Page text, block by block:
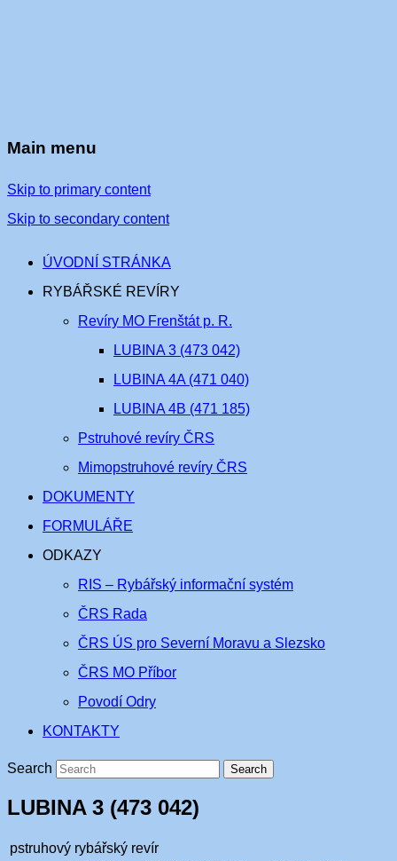
Main menu
Skip to primary content
Skip to secondary content
ÚVODNÍ STRÁNKA
RYBÁŘSKÉ REVÍRY
Revíry MO Frenštát p. R.
LUBINA 3 (473 042)
LUBINA 4A (471 040)
LUBINA 4B (471 185)
Pstruhové revíry ČRS
Mimopstruhové revíry ČRS
DOKUMENTY
FORMULÁŘE
ODKAZY
RIS – Rybářský informační systém
ČRS Rada
ČRS ÚS pro Severní Moravu a Slezsko
ČRS MO Příbor
Povodí Odry
KONTAKTY
Search
LUBINA 3 (473 042)
pstruhový rybářský revír